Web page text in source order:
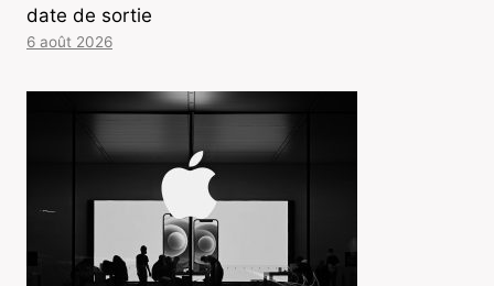
date de sortie
6 août 2026